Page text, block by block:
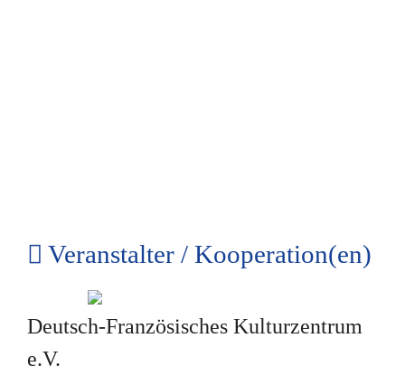
Veranstalter / Kooperation(en)
Deutsch-Französisches Kulturzentrum
e.V.